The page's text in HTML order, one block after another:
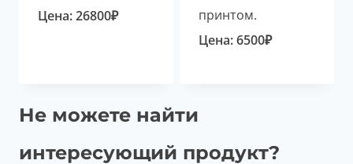
Цена:26800₽
принтом.
Цена:6500₽
Не можете найти
интересующий продукт?